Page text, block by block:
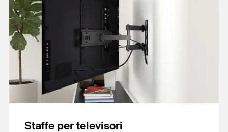
Staffe per televisori